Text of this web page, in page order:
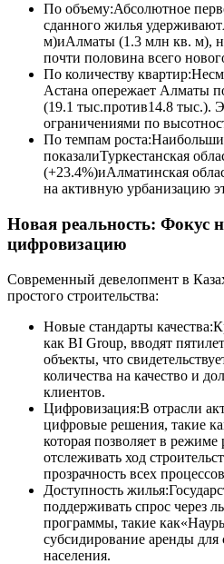
По объему:Абсолютное
сданного жилья
м)иАлматы (1.3 млн кв. м),
почти половина всего
По количеству
Астана опережает Алматы
(19.1 тыс.против14.8 тыс.).
ограничениями по
По темпам
показалиТуркестанская
(+23.4%)иАлматинская
на активную урбанизацию
Новая реальность: Фокус
цифровизацию
Современный девелопмент в
простого строительства:
Новые стандарты
как BI Group, вводят
объекты, что
количества на качество и
клиентов.
Цифровизация:В отрасли
цифровые решения, такие
которая позволяет в режиме
отслеживать ход
прозрачность всех
Доступность
поддерживать спрос через
программы, такие
субсидирование аренды
населения.